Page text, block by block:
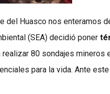
del Huasco nos enteramos
(SEA) decidió poner
realizar 80 sondajes mineros
para la vida. Ante este